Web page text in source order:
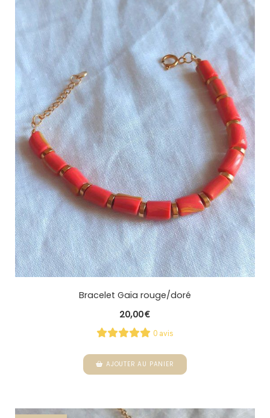
Bracelet Gaïa rouge/doré
20,00€
0 avis
AJOUTER AU PANIER